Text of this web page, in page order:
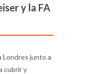
y la FA
Londres junto a
cubrir y